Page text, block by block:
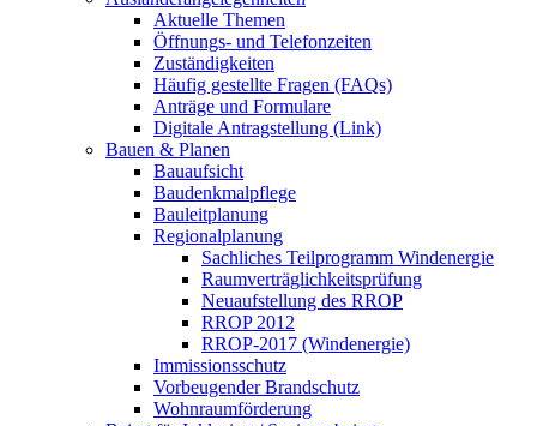
Aktuelle Themen
Öffnungs- und Telefonzeiten
Zuständigkeiten
Häufig gestellte Fragen (FAQs)
Anträge und Formulare
Digitale Antragstellung (Link)
Bauen & Planen
Bauaufsicht
Baudenkmalpflege
Bauleitplanung
Regionalplanung
Sachliches Teilprogramm Windenergie
Raumverträglichkeitsprüfung
Neuaufstellung des RROP
RROP 2012
RROP-2017 (Windenergie)
Immissionsschutz
Vorbeugender Brandschutz
Wohnraumförderung